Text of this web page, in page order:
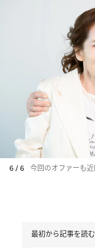
6 / 6 今回のオファーも近
最初から記事を読む